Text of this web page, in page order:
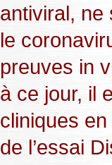
antiviral, ne
le
preuves in
à ce jour, il
cliniques
de l’essai